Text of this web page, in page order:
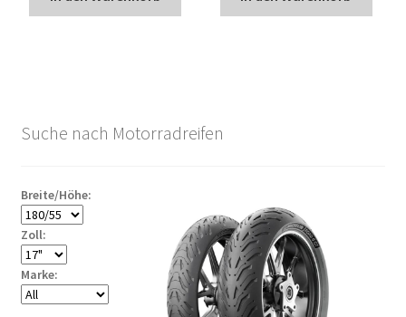
Suche nach Motorradreifen
Breite/Höhe:
Zoll:
Marke: